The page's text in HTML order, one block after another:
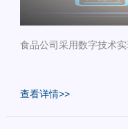
食品公司采用数字技术实
查看详情>>